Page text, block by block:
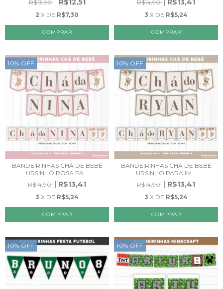
R$13,90
R$12,51
2 X DE R$7,30
R$14,90
R$13,41
3 X DE R$5,24
10% OFF
BANDEIRINHAS CHÁ DE BEBÊ
URSINHO ROSA PA...
R$14,90
R$13,41
3 X DE R$5,24
10% OFF
BANDEIRINHAS CHÁ DE BEBÊ
URSINHO PARA IM...
R$14,90
R$13,41
3 X DE R$5,24
10% OFF 10% OFF